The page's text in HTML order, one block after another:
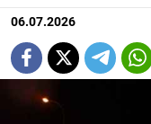
06.07.2026